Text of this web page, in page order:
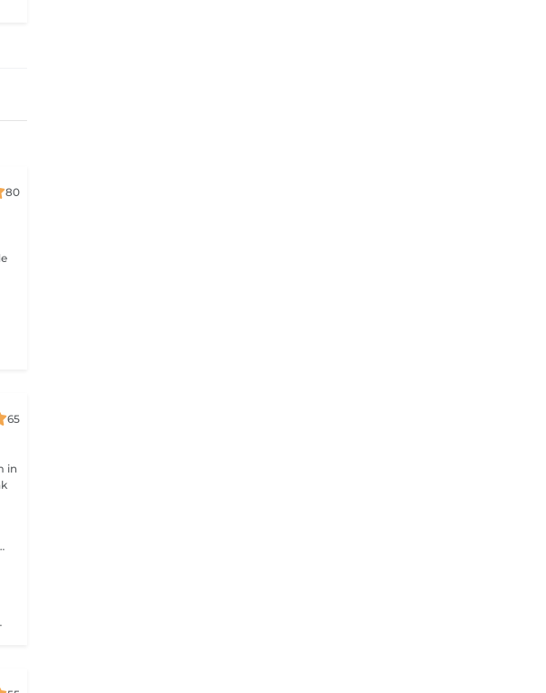
80
65
in
huid, terwijl het de zichtbaarheid van fijne lijntjes en rimpels minimaliseert.Een professioneel antirimpelserum , op basis van zeewierextracten en glycoproteïnen, absorbeert vocht uit de vochtige omgevingslucht en geeft dit geleidelijk af aan de huid. De teint ziet er zachter en goed gehydrateerd uit, fijne lijntjes en rimpels zijn gladgestreken en de stevigheid en elasticiteit worden hersteld. Directe en langdurige hydratatie. De huid wordt gladder en voelt comfortabeler aan. Vermindert lijntjes en rimpels. Incl schouder nek massage
bij inbegrepen is.